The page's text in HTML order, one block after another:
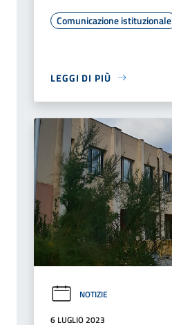
Comunicazione istituzionale
LEGGI DI PIÙ
NOTIZIE
6 LUGLIO 2023